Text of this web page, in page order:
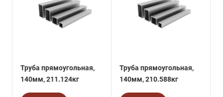
Труба прямоугольная,
140мм, 211.124кг
Труба прямоугольная,
140мм, 210.588кг